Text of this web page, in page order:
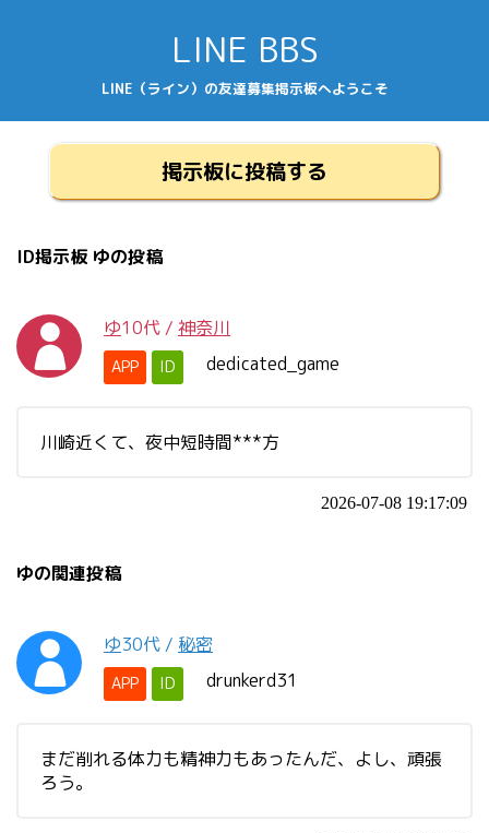
LINE BBS
LINE（ライン）の友達募集掲示板へようこそ
掲示板に投稿する
ID掲示板 ゆの投稿
ゆ10代 / 神奈川
APP ID dedicated_game
川崎近くて、夜中短時間***方
2026-07-08 19:17:09
ゆの関連投稿
ゆ30代 / 秘密
APP ID drunkerd31
まだ削れる体力も精神力もあったんだ、よし、頑張
ろう。